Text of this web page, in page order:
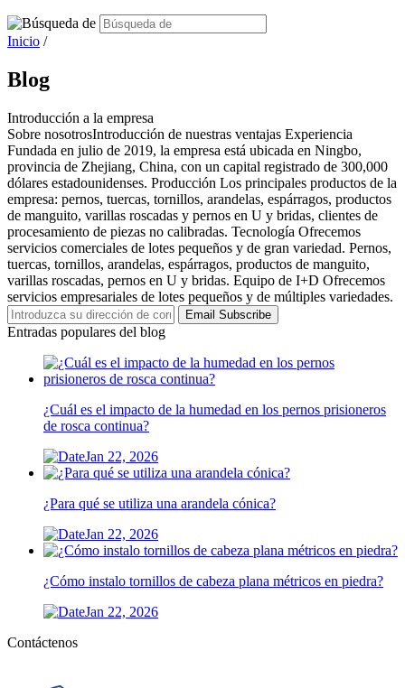
Inicio /
Blog
Introducción a la empresa
Sobre nosotrosIntroducción de nuestras ventajas Experiencia
Fundada en julio de 2019, la empresa está ubicada en Ningbo,
provincia de Zhejiang, China, con un capital registrado de 300,000
dólares estadounidenses. Producción Los principales productos de la
empresa: pernos, tuercas, tornillos, arandelas, espárragos, productos
de manguito, varillas roscadas y pernos en U y bridas, clientes de
procesamiento de piezas no calibradas. Tecnología Ofrecemos
servicios comerciales de lotes pequeños y de gran variedad. Pernos,
tuercas, tornillos, arandelas, espárragos, productos de manguito,
varillas roscadas, pernos en U y bridas. Equipo de I+D Ofrecemos
servicios empresariales de lotes pequeños y de múltiples variedades.
Email Subscribe
Entradas populares del blog
¿Cuál es el impacto de la humedad en los pernos prisioneros
de rosca continua?
Jan 22, 2026
¿Para qué se utiliza una arandela cónica?
Jan 22, 2026
¿Cómo instalo tornillos de cabeza plana métricos en piedra?
Jan 22, 2026
Contáctenos